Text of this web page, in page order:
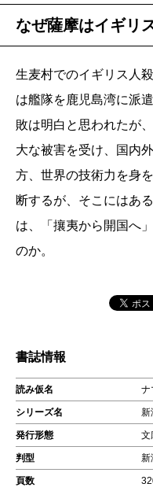
なぜ薩摩はイギリ
生麦村でのイギリス人
は艦隊を鹿児島湾に派
敗は明白と思われたが
大な被害を受け、国内
方、世界の技術力を身
断するが、そこにはあ
は、「攘夷から開国へ
のか。
書誌情報
読み仮名 ナ
シリーズ名 新
発行形態 文
判型 新
頁数